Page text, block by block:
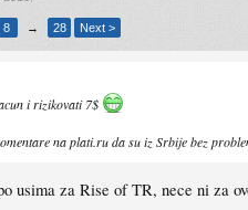
8 → 28 Next >
i rizikovati 7$
na plati.ru da su iz Srbije bez
usima za Rise of TR, nece ni za